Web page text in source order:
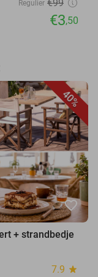
Regulier €99
€3,50
40%
favorite_border
+ strandbedje
7.9 star